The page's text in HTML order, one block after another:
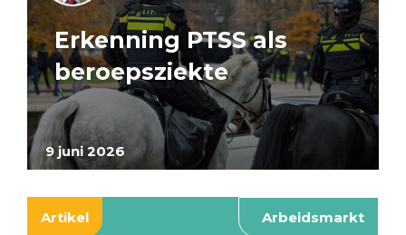
9 juni 2026
Erkenning PTSS als
beroepsziekte
Artikel Arbeidsmarkt